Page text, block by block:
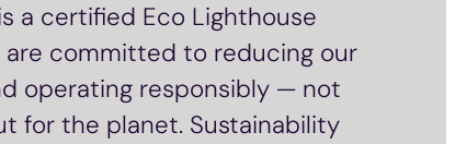
a certified Eco Lighthouse
are committed to reducing our
operating responsibly — not
for the planet. Sustainability